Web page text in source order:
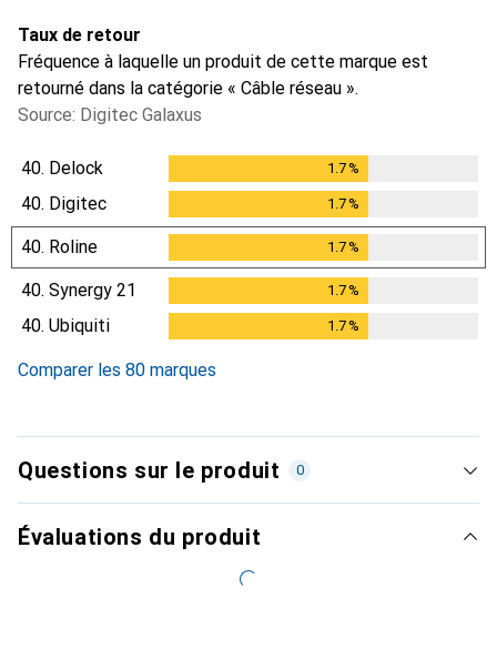
Taux de retour
Fréquence à laquelle un produit de cette marque est
retourné dans la catégorie « Câble réseau ».
Source: Digitec Galaxus
40. Delock 1.7%
40. Digitec 1.7%
40. Roline 1.7%
40. Synergy 21 1.7%
40. Ubiquiti 1.7%
Comparer les 80 marques
Questions sur le produit 0
Évaluations du produit